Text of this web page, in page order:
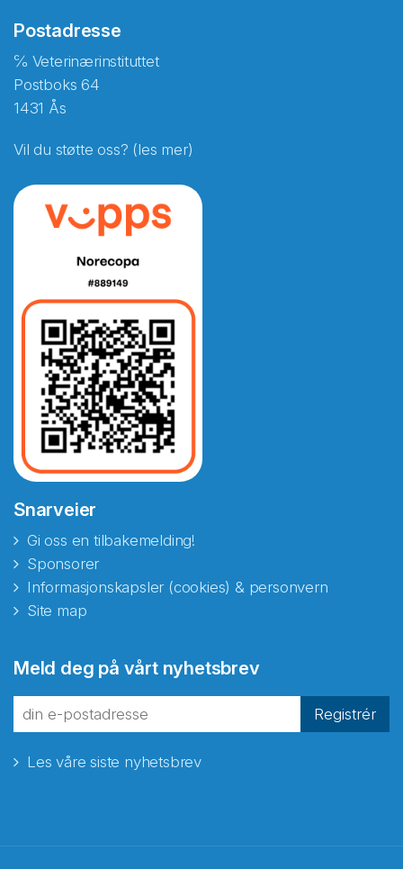
Postadresse
℅ Veterinærinstituttet
Postboks 64
1431 Ås
Vil du støtte oss? (les mer)
Snarveier
Gi oss en tilbakemelding!
Sponsorer
Informasjonskapsler (cookies) & personvern
Site map
Meld deg på vårt nyhetsbrev
Registrér
Les våre siste nyhetsbrev
fra Norecopa